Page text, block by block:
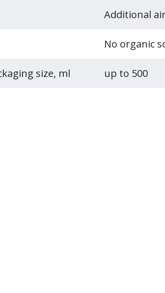
Additional
No organic
size, ml up to 500